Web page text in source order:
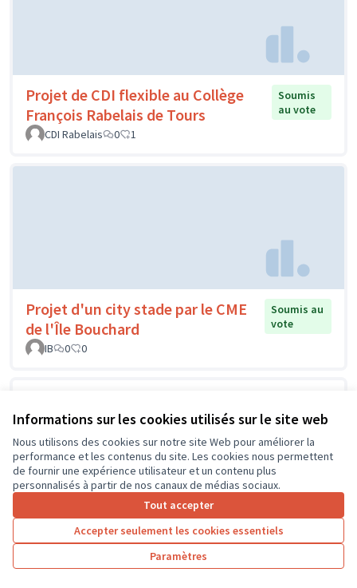
Informations sur les cookies utilisés sur le site web
Nous utilisons des cookies sur notre site Web pour améliorer la
performance et les contenus du site. Les cookies nous permettent
de fournir une expérience utilisateur et un contenu plus
personnalisés à partir de nos canaux de médias sociaux.
Tout accepter
Accepter seulement les cookies essentiels
Paramètres
Projet de CDI flexible au Collège
François Rabelais de Tours
Soumis
au vote
CDI Rabelais
0 1
Projet d'un city stade par le CME
de l'Île Bouchard
Soumis au
vote
IB
0 0